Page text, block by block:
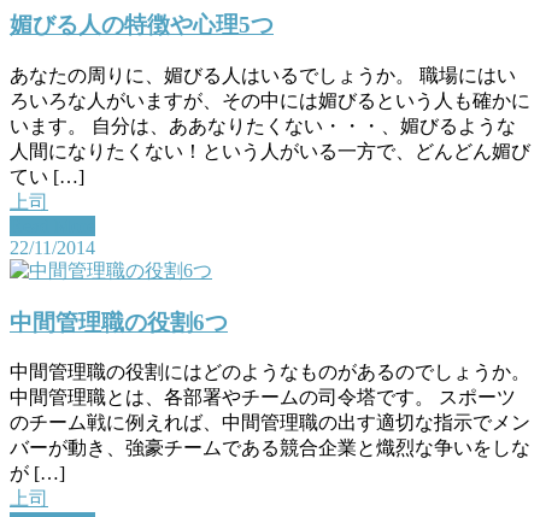
媚びる人の特徴や心理5つ
あなたの周りに、媚びる人はいるでしょうか。 職場にはい
ろいろな人がいますが、その中には媚びるという人も確かに
います。 自分は、ああなりたくない・・・、媚びるような
人間になりたくない！という人がいる一方で、どんどん媚び
てい […]
上司
22/11/2014
中間管理職の役割6つ
中間管理職の役割にはどのようなものがあるのでしょうか。
中間管理職とは、各部署やチームの司令塔です。 スポーツ
のチーム戦に例えれば、中間管理職の出す適切な指示でメン
バーが動き、強豪チームである競合企業と熾烈な争いをしな
が […]
上司